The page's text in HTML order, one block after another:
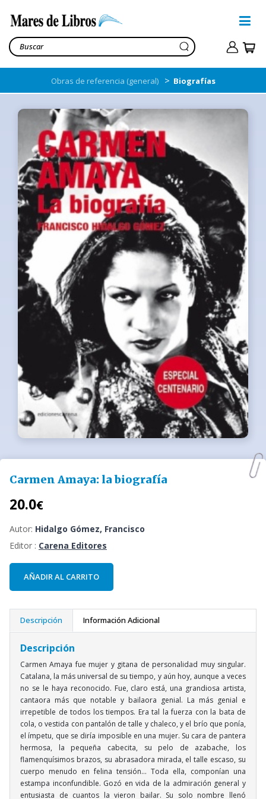
Obras de referencia (general) > Biografías
Carmen Amaya: la biografía
20.0€
Autor: Hidalgo Gómez, Francisco
Editor : Carena Editores
AÑADIR AL CARRITO
Descripción Información Adicional
Descripción
Carmen Amaya fue mujer y gitana de personalidad muy singular.
Catalana, la más universal de su tiempo, y aún hoy, aunque a veces
no se le haya reconocido. Fue, claro está, una grandiosa artista,
cantaora más que notable y bailaora genial. La más genial e
irrepetible de todos los tiempos. Era tal la fuerza con la bata de
cola, o vestida con pantalón de talle y chaleco, y el brío que ponía,
el ímpetu, que se diría imposible en una mujer. Su cara de pantera
hermosa, la pequeña cabecita, su pelo de azabache, los
flamenquísimos brazos, su abrasadora mirada, el talle escaso, su
cuerpo menudo en felina tensión... Toda ella, componían una
estampa inconfundible. Gozó en vida de la admiración general y
entusiasta de cuantos la vieron bailar. Su solo nombre llenó